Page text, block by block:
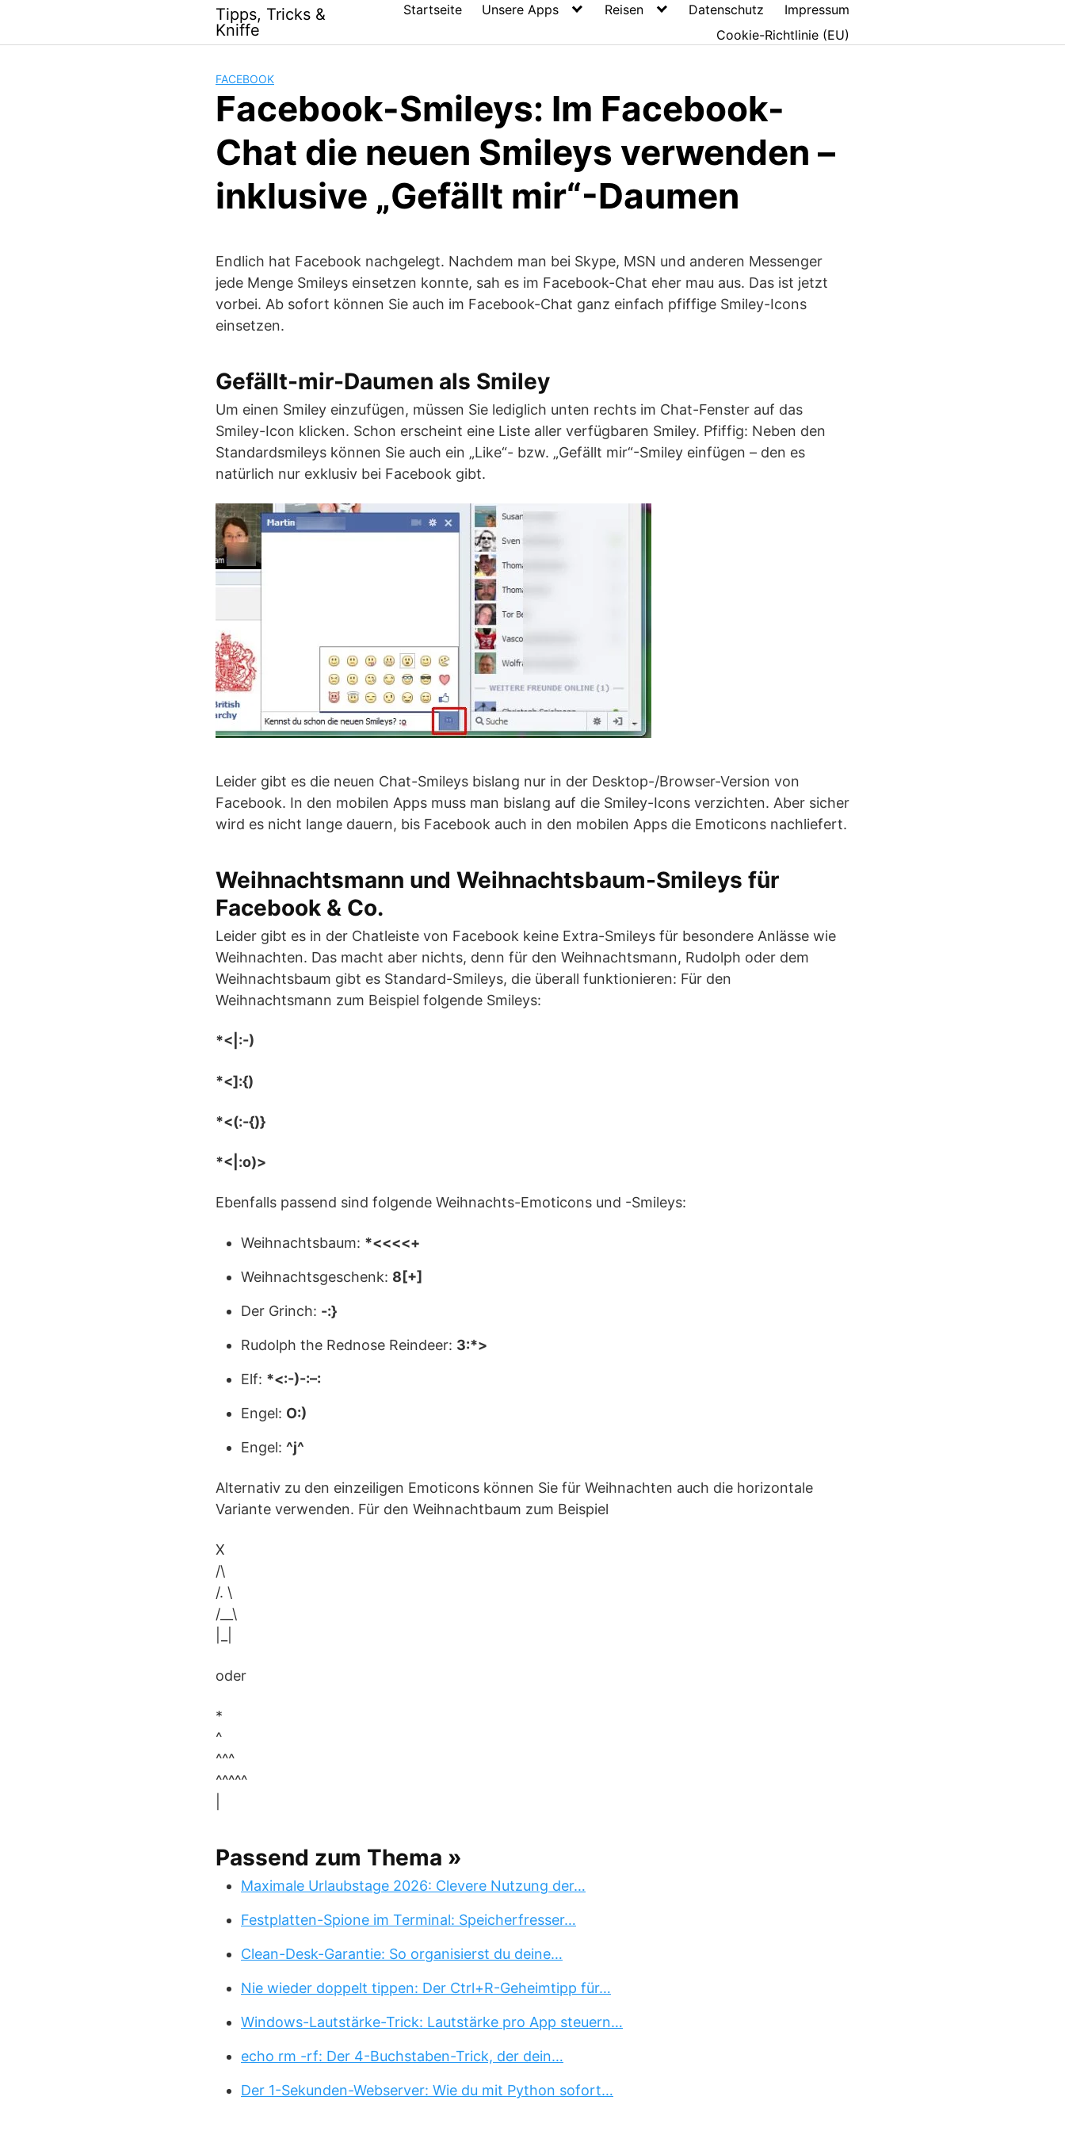
content
Tipps, Tricks &
Kniffe
Startseite Unsere Apps Reisen Datenschutz
Impressum
Cookie-Richtlinie (EU)
FACEBOOK
Facebook-Smileys: Im Facebook-
Chat die neuen Smileys verwenden –
inklusive „Gefällt mir“-Daumen
Endlich hat Facebook nachgelegt. Nachdem man bei Skype, MSN und anderen Messenger
jede Menge Smileys einsetzen konnte, sah es im Facebook-Chat eher mau aus. Das ist jetzt
vorbei. Ab sofort können Sie auch im Facebook-Chat ganz einfach pfiffige Smiley-Icons
einsetzen.
Gefällt-mir-Daumen als Smiley
Um einen Smiley einzufügen, müssen Sie lediglich unten rechts im Chat-Fenster auf das
Smiley-Icon klicken. Schon erscheint eine Liste aller verfügbaren Smiley. Pfiffig: Neben den
Standardsmileys können Sie auch ein „Like“- bzw. „Gefällt mir“-Smiley einfügen – den es
natürlich nur exklusiv bei Facebook gibt.
Leider gibt es die neuen Chat-Smileys bislang nur in der Desktop-/Browser-Version von
Facebook. In den mobilen Apps muss man bislang auf die Smiley-Icons verzichten. Aber sicher
wird es nicht lange dauern, bis Facebook auch in den mobilen Apps die Emoticons nachliefert.
Weihnachtsmann und Weihnachtsbaum-Smileys für
Facebook & Co.
Leider gibt es in der Chatleiste von Facebook keine Extra-Smileys für besondere Anlässe wie
Weihnachten. Das macht aber nichts, denn für den Weihnachtsmann, Rudolph oder dem
Weihnachtsbaum gibt es Standard-Smileys, die überall funktionieren: Für den
Weihnachtsmann zum Beispiel folgende Smileys:
*<|:-)
*<]:{)
*<(:-{)}
*<|:o)>
Ebenfalls passend sind folgende Weihnachts-Emoticons und -Smileys:
Weihnachtsbaum: *<<<<+
Weihnachtsgeschenk: 8[+]
Der Grinch: -:}
Rudolph the Rednose Reindeer: 3:*>
Elf: *<:-)-:–:
Engel: O:)
Engel: ^j^
Alternativ zu den einzeiligen Emoticons können Sie für Weihnachten auch die horizontale
Variante verwenden. Für den Weihnachtbaum zum Beispiel
X
/\
/. \
/__\
oder
*
^
^^^
^^^^^
Passend zum Thema »
Maximale Urlaubstage 2026: Clevere Nutzung der…
Festplatten-Spione im Terminal: Speicherfresser…
Clean-Desk-Garantie: So organisierst du deine…
Nie wieder doppelt tippen: Der Ctrl+R-Geheimtipp für…
Windows-Lautstärke-Trick: Lautstärke pro App steuern…
echo rm -rf: Der 4-Buchstaben-Trick, der dein…
Der 1-Sekunden-Webserver: Wie du mit Python sofort…